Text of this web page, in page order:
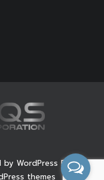
by WordPress Dream-
themes